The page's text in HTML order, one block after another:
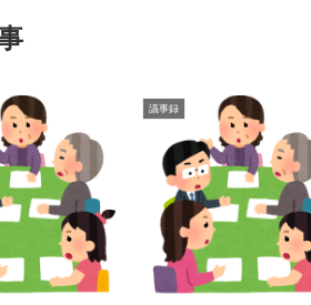
議事録